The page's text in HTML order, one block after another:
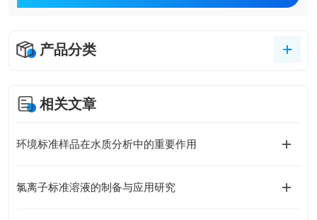
产品分类
相关文章
环境标准样品在水质分析中的重要作用
氯离子标准溶液的制备与应用研究